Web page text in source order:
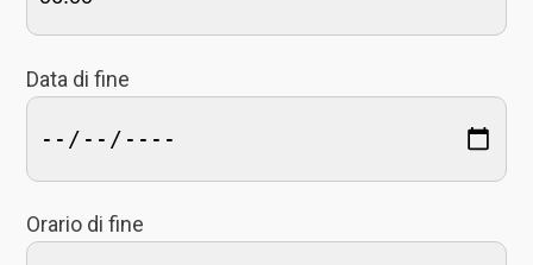
Data di fine
Orario di fine